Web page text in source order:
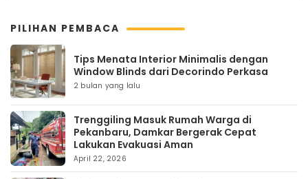
PILIHAN PEMBACA
Tips Menata Interior Minimalis dengan
Window Blinds dari Decorindo Perkasa
2 bulan yang lalu
Trenggiling Masuk Rumah Warga di
Pekanbaru, Damkar Bergerak Cepat
Lakukan Evakuasi Aman
April 22, 2026